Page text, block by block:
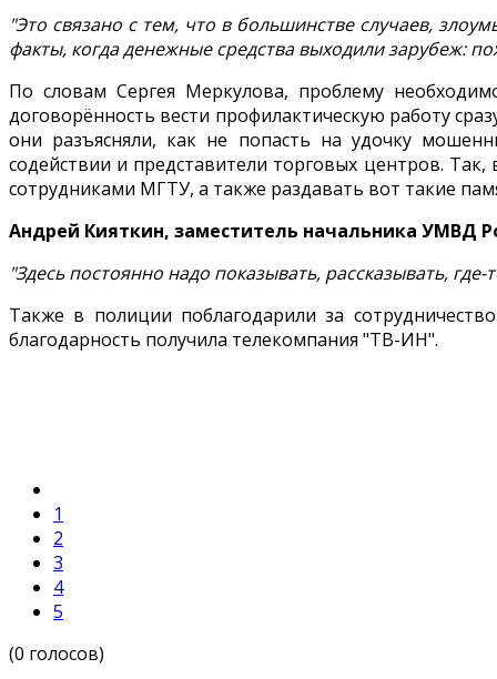
"Это связано с тем, что в большинстве случаев,
факты, когда денежные средства выходили зарубеж:
По словам Сергея Меркулова, проблему
договорённость вести профилактическую работу
они разъясняли, как не попасть на удочку
содействии и представители торговых центров.
сотрудниками МГТУ, а также раздавать вот такие
Андрей Кияткин, заместитель начальника УМВД
"Здесь постоянно надо показывать, рассказывать,
Также в полиции поблагодарили за
благодарность получила телекомпания "ТВ-ИН".
1
2
3
4
5
(0 голосов)